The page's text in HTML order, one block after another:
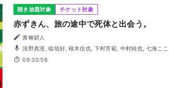
聴き放題対象 チケット対象
赤ずきん、旅の途中で死体と出会う。
青柳碧人
浅野真澄, 稲垣好, 桜木信也, 下村芳範, 中村純也, 七海こ
09:30:56